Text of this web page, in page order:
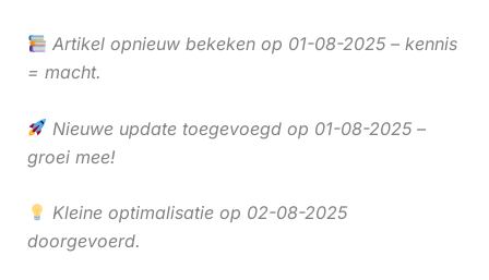
Artikel opnieuw bekeken op 01-08-2025 – kennis
= macht.
Nieuwe update toegevoegd op 01-08-2025 –
groei mee!
Kleine optimalisatie op 02-08-2025
doorgevoerd.